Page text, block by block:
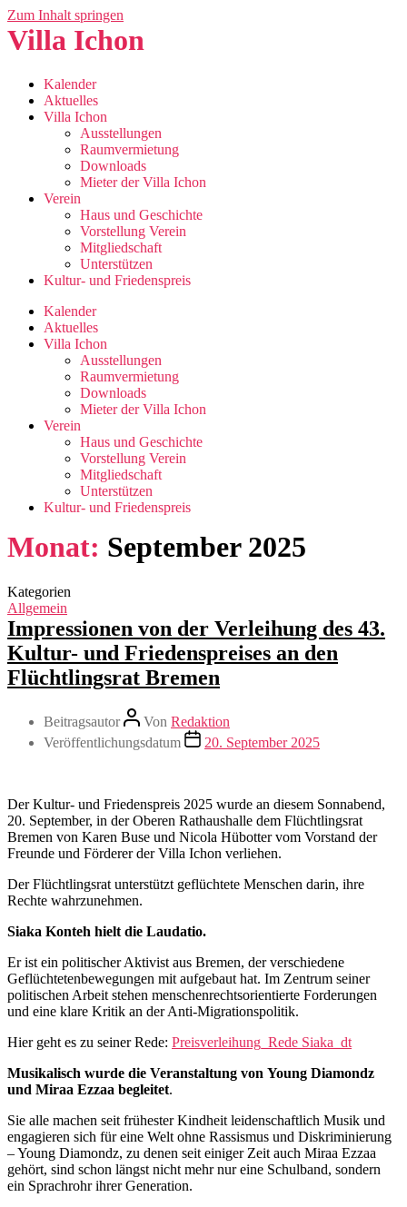
Zum Inhalt springen
Villa Ichon
Kalender
Aktuelles
Villa Ichon
Ausstellungen
Raumvermietung
Downloads
Mieter der Villa Ichon
Verein
Haus und Geschichte
Vorstellung Verein
Mitgliedschaft
Unterstützen
Kultur- und Friedenspreis
Kalender
Aktuelles
Villa Ichon
Ausstellungen
Raumvermietung
Downloads
Mieter der Villa Ichon
Verein
Haus und Geschichte
Vorstellung Verein
Mitgliedschaft
Unterstützen
Kultur- und Friedenspreis
Monat: September 2025
Kategorien
Allgemein
Impressionen von der Verleihung des 43.
Kultur- und Friedenspreises an den
Flüchtlingsrat Bremen
Beitragsautor Von Redaktion
Veröffentlichungsdatum
20. September 2025
Der Kultur- und Friedenspreis 2025 wurde an diesem Sonnabend,
20. September, in der Oberen Rathaushalle dem Flüchtlingsrat
Bremen von Karen Buse und Nicola Hübotter vom Vorstand der
Freunde und Förderer der Villa Ichon verliehen.
Der Flüchtlingsrat unterstützt geflüchtete Menschen darin, ihre
Rechte wahrzunehmen.
Siaka Konteh hielt die Laudatio.
Er ist ein politischer Aktivist aus Bremen, der verschiedene
Geflüchtetenbewegungen mit aufgebaut hat. Im Zentrum seiner
politischen Arbeit stehen menschenrechtsorientierte Forderungen
und eine klare Kritik an der Anti-Migrationspolitik.
Hier geht es zu seiner Rede: Preisverleihung_Rede Siaka_dt
Musikalisch wurde die Veranstaltung von Young Diamondz
und Miraa Ezzaa begleitet.
Sie alle machen seit frühester Kindheit leidenschaftlich Musik und
engagieren sich für eine Welt ohne Rassismus und Diskriminierung
– Young Diamondz, zu denen seit einiger Zeit auch Miraa Ezzaa
gehört, sind schon längst nicht mehr nur eine Schulband, sondern
ein Sprachrohr ihrer Generation.